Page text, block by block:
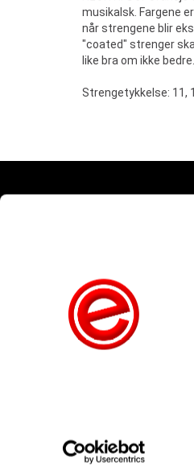
musikalsk. Fargene
når strengene blir
"coated" strenger
like bra om ikke bedre.
Strengetykkelse: 11,
Bli forhandler
Ofte stilte spørsmål
Copyright ©